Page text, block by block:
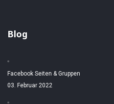
Blog
Facebook Seiten & Gruppen
03. Februar 2022